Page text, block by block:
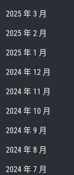
2025 年 3 月
2025 年 2 月
2025 年 1 月
2024 年 12 月
2024 年 11 月
2024 年 10 月
2024 年 9 月
2024 年 8 月
2024 年 7 月